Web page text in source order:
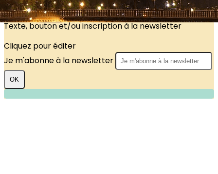
Cliquez pour éditer
Texte, bouton et/ou inscription à la newsletter
Cliquez pour éditer
Je m'abonne à la newsletter
OK